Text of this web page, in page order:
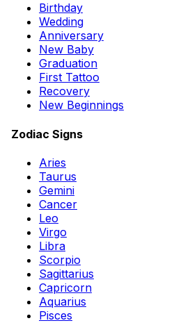
Birthday
Wedding
Anniversary
New Baby
Graduation
First Tattoo
Recovery
New Beginnings
Zodiac Signs
Aries
Taurus
Gemini
Cancer
Leo
Virgo
Libra
Scorpio
Sagittarius
Capricorn
Aquarius
Pisces